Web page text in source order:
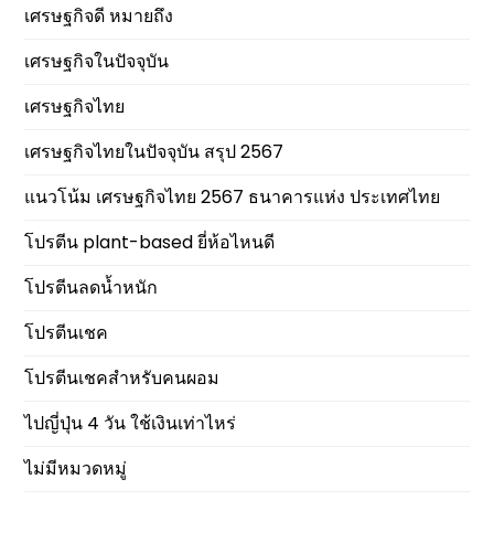
เศรษฐกิจดี หมายถึง
เศรษฐกิจในปัจจุบัน
เศรษฐกิจไทย
เศรษฐกิจไทยในปัจจุบัน สรุป 2567
แนวโน้ม เศรษฐกิจไทย 2567 ธนาคารแห่ง ประเทศไทย
โปรตีน plant-based ยี่ห้อไหนดี
โปรตีนลดน้ำหนัก
โปรตีนเชค
โปรตีนเชคสำหรับคนผอม
ไปญี่ปุ่น 4 วัน ใช้เงินเท่าไหร่
ไม่มีหมวดหมู่